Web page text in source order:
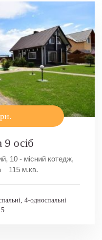
осіб
10 - місний котедж,
– 115 м.кв.
4-односпальні